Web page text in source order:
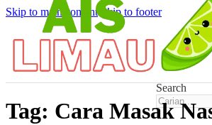
Skip to main content Skip to footer
Search
Tag: Cara Masak